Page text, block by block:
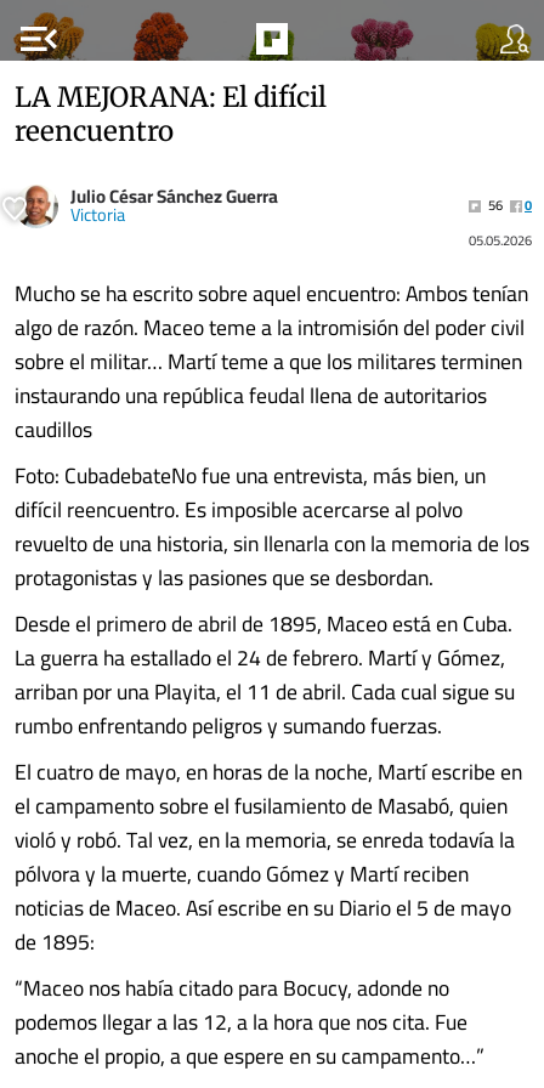
menu_open
LA MEJORANA: El difícil
reencuentro
Julio César Sánchez Guerra
Victoria 56
0
05.05.2026
Mucho se ha escrito sobre aquel encuentro: Ambos tenían
algo de razón. Maceo teme a la intromisión del poder civil
sobre el militar… Martí teme a que los militares terminen
instaurando una república feudal llena de autoritarios
caudillos
Foto: CubadebateNo fue una entrevista, más bien, un
difícil reencuentro. Es imposible acercarse al polvo
revuelto de una historia, sin llenarla con la memoria de los
protagonistas y las pasiones que se desbordan.
Desde el primero de abril de 1895, Maceo está en Cuba.
La guerra ha estallado el 24 de febrero. Martí y Gómez,
arriban por una Playita, el 11 de abril. Cada cual sigue su
rumbo enfrentando peligros y sumando fuerzas.
El cuatro de mayo, en horas de la noche, Martí escribe en
el campamento sobre el fusilamiento de Masabó, quien
violó y robó. Tal vez, en la memoria, se enreda todavía la
pólvora y la muerte, cuando Gómez y Martí reciben
noticias de Maceo. Así escribe en su Diario el 5 de mayo
de 1895:
“Maceo nos había citado para Bocucy, adonde no
podemos llegar a las 12, a la hora que nos cita. Fue
anoche el propio, a que espere en su campamento…”